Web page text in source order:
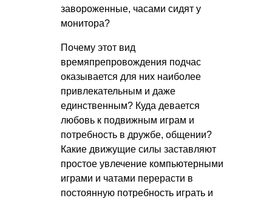
завороженные, часами сидят у
монитора?
Почему этот вид
времяпрепровождения подчас
оказывается для них наиболее
привлекательным и даже
единственным? Куда девается
любовь к подвижным играм и
потребность в дружбе, общении?
Какие движущие силы заставляют
простое увлечение компьютерными
играми и чатами перерасти в
постоянную потребность играть и